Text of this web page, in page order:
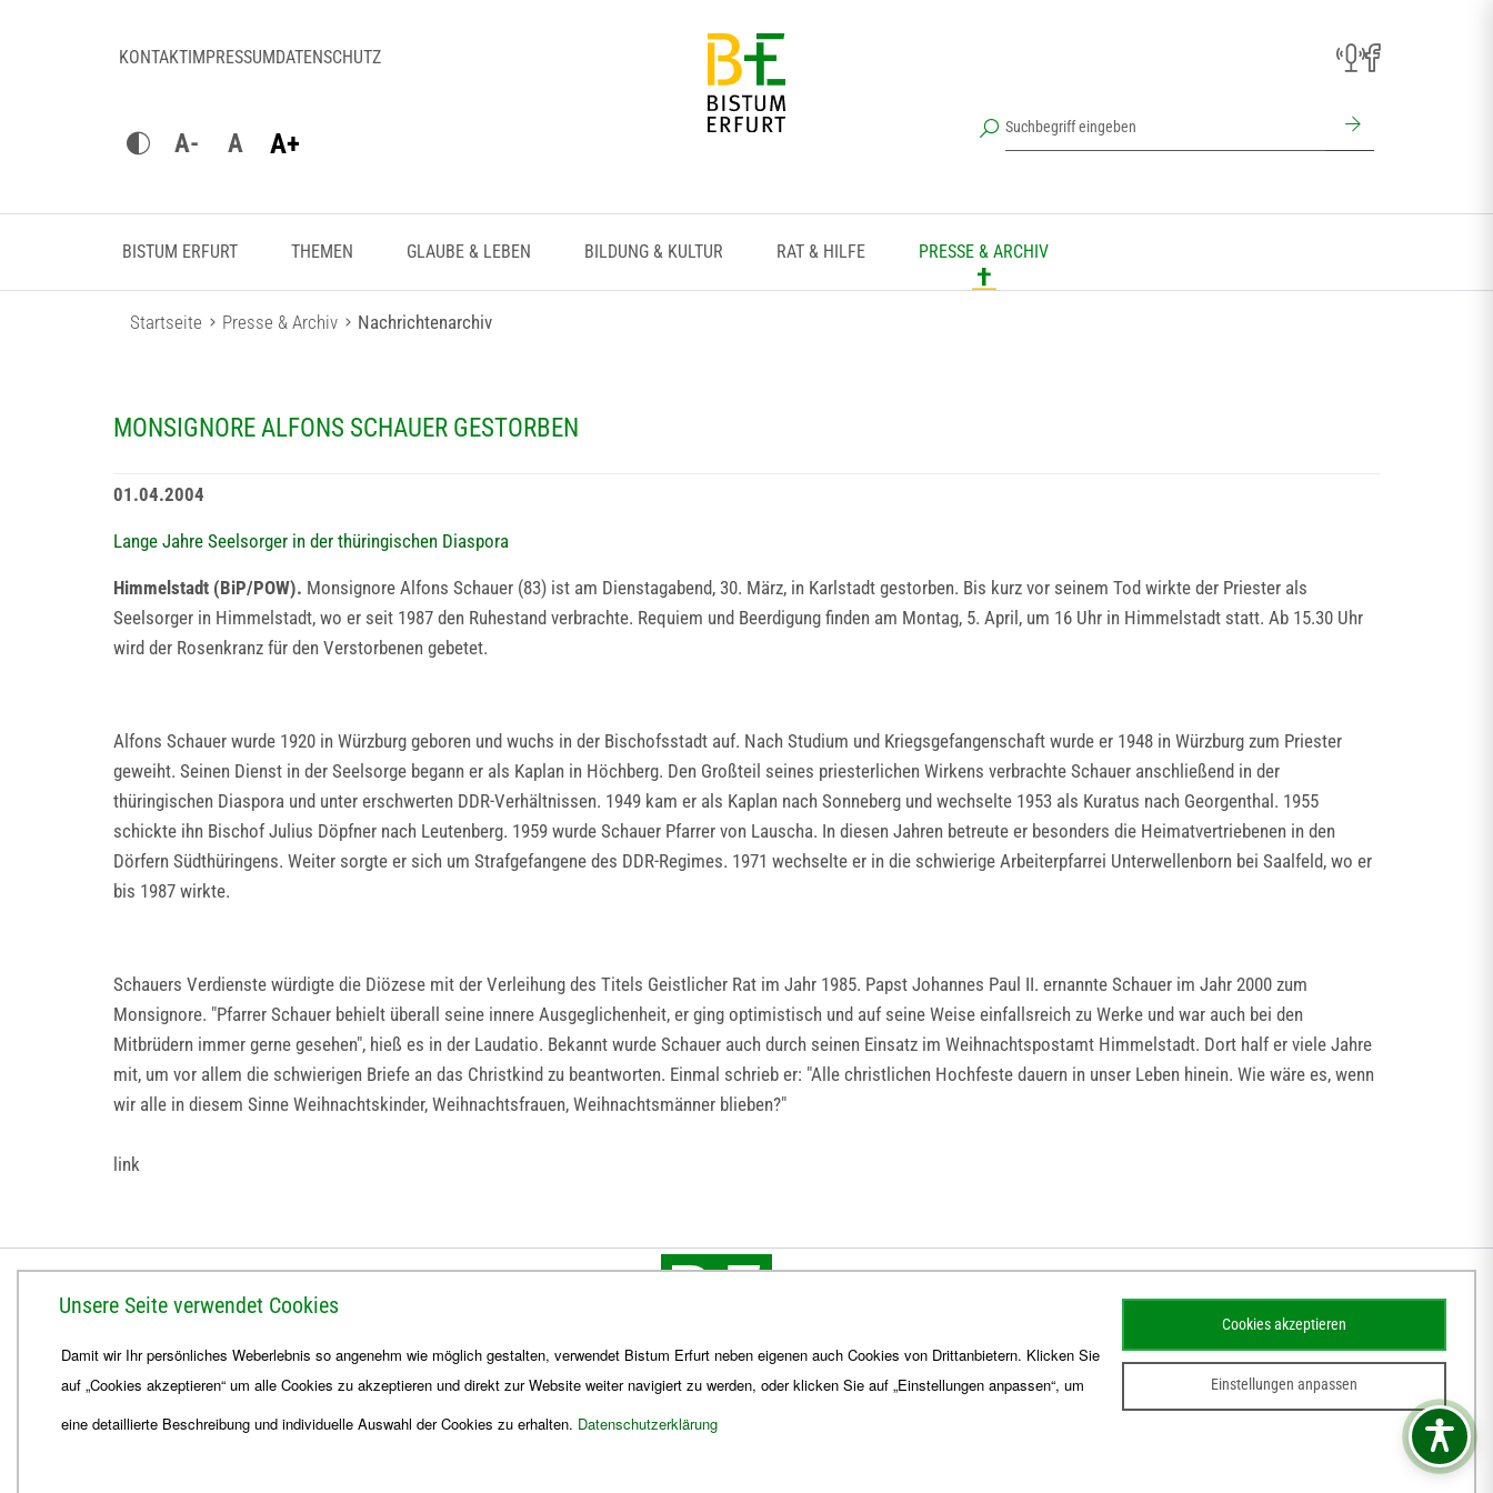
KONTAKTIMPRESSUMDATENSCHUTZ
A- A A+
BISTUM ERFURT THEMEN GLAUBE & LEBEN BILDUNG & KULTUR RAT & HILFE PRESSE & ARCHIV
Startseite Presse & Archiv Nachrichtenarchiv
MONSIGNORE ALFONS SCHAUER GESTORBEN
01.04.2004
Lange Jahre Seelsorger in der thüringischen Diaspora
Himmelstadt (BiP/POW). Monsignore Alfons Schauer (83) ist am Dienstagabend, 30. März, in Karlstadt gestorben. Bis kurz vor seinem Tod wirkte der Priester als
Seelsorger in Himmelstadt, wo er seit 1987 den Ruhestand verbrachte. Requiem und Beerdigung finden am Montag, 5. April, um 16 Uhr in Himmelstadt statt. Ab 15.30 Uhr
wird der Rosenkranz für den Verstorbenen gebetet.
Alfons Schauer wurde 1920 in Würzburg geboren und wuchs in der Bischofsstadt auf. Nach Studium und Kriegsgefangenschaft wurde er 1948 in Würzburg zum Priester
geweiht. Seinen Dienst in der Seelsorge begann er als Kaplan in Höchberg. Den Großteil seines priesterlichen Wirkens verbrachte Schauer anschließend in der
thüringischen Diaspora und unter erschwerten DDR-Verhältnissen. 1949 kam er als Kaplan nach Sonneberg und wechselte 1953 als Kuratus nach Georgenthal. 1955
schickte ihn Bischof Julius Döpfner nach Leutenberg. 1959 wurde Schauer Pfarrer von Lauscha. In diesen Jahren betreute er besonders die Heimatvertriebenen in den
Dörfern Südthüringens. Weiter sorgte er sich um Strafgefangene des DDR-Regimes. 1971 wechselte er in die schwierige Arbeiterpfarrei Unterwellenborn bei Saalfeld, wo er
bis 1987 wirkte.
Schauers Verdienste würdigte die Diözese mit der Verleihung des Titels Geistlicher Rat im Jahr 1985. Papst Johannes Paul II. ernannte Schauer im Jahr 2000 zum
Monsignore. "Pfarrer Schauer behielt überall seine innere Ausgeglichenheit, er ging optimistisch und auf seine Weise einfallsreich zu Werke und war auch bei den
Mitbrüdern immer gerne gesehen", hieß es in der Laudatio. Bekannt wurde Schauer auch durch seinen Einsatz im Weihnachtspostamt Himmelstadt. Dort half er viele Jahre
mit, um vor allem die schwierigen Briefe an das Christkind zu beantworten. Einmal schrieb er: "Alle christlichen Hochfeste dauern in unser Leben hinein. Wie wäre es, wenn
wir alle in diesem Sinne Weihnachtskinder, Weihnachtsfrauen, Weihnachtsmänner blieben?"
link
BISTUM ERFURT
Bischöfliches Ordinariat
Herrmannsplatz 9, 99084 Erfurt
Unsere Seite verwendet Cookies
Damit wir Ihr persönliches Weberlebnis so angenehm wie möglich gestalten, verwendet Bistum Erfurt neben eigenen auch Cookies von Drittanbietern. Klicken Sie
auf „Cookies akzeptieren“ um alle Cookies zu akzeptieren und direkt zur Website weiter navigiert zu werden, oder klicken Sie auf „Einstellungen anpassen“, um
eine detaillierte Beschreibung und individuelle Auswahl der Cookies zu erhalten. Datenschutzerklärung
Einstellungen anpassen
Cookies akzeptieren